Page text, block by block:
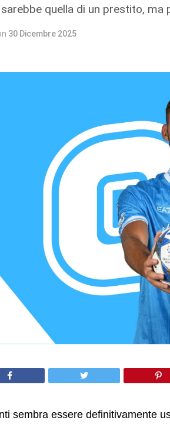
quella di un prestito, ma
30 Dicembre 2025
sembra essere definitivamente